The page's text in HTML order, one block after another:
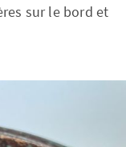
sur le bord et